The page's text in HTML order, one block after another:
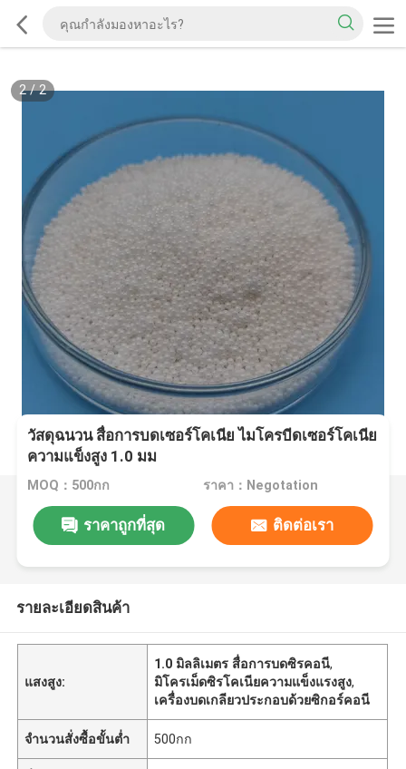
2/2
วัสดุฉนวน สื่อการบดเซอร์โคเนีย ไมโครบีดเซอร์โคเนีย
ความแข็งสูง 1.0 มม
MOQ：500กก ราคา：Negotation
ราคาถูกที่สุด ติดต่อเรา
รายละเอียดสินค้า
แสงสูง:
1.0 มิลลิเมตร สื่อการบดซิรคอนี,
มิโครเม็ดซิรโคเนียความแข็งแรงสูง,
เครื่องบดเกลียวประกอบด้วยซิกอร์คอนี
จำนวนสั่งซื้อขั้นต่ำ 500กก